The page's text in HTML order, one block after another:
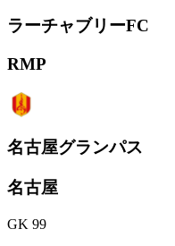
ラーチャブリーFC
RMP
名古屋グランパス
名古屋
GK 99